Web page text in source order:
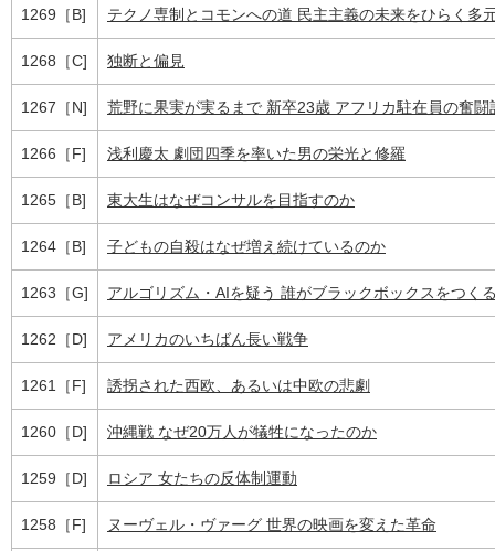
1269［B] テクノ専制とコモンへの道 民主主義の未来をひらく多
1268［C] 独断と偏見
1267［N] 荒野に果実が実るまで 新卒23歳 アフリカ駐在員の奮闘
1266［F] 浅利慶太 劇団四季を率いた男の栄光と修羅
1265［B] 東大生はなぜコンサルを目指すのか
1264［B] 子どもの自殺はなぜ増え続けているのか
1263［G] アルゴリズム・AIを疑う 誰がブラックボックスをつく
1262［D] アメリカのいちばん長い戦争
1261［F] 誘拐された西欧、あるいは中欧の悲劇
1260［D] 沖縄戦 なぜ20万人が犠牲になったのか
1259［D] ロシア 女たちの反体制運動
1258［F] ヌーヴェル・ヴァーグ 世界の映画を変えた革命